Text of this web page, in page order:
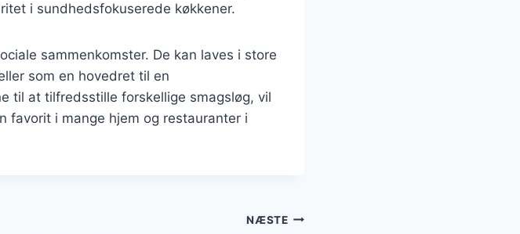
i sundhedsfokuserede køkkener.
sammenkomster. De kan laves i store
som en hovedret til en
til at tilfredsstille forskellige smagsløg, vil
favorit i mange hjem og restauranter i
NÆSTE